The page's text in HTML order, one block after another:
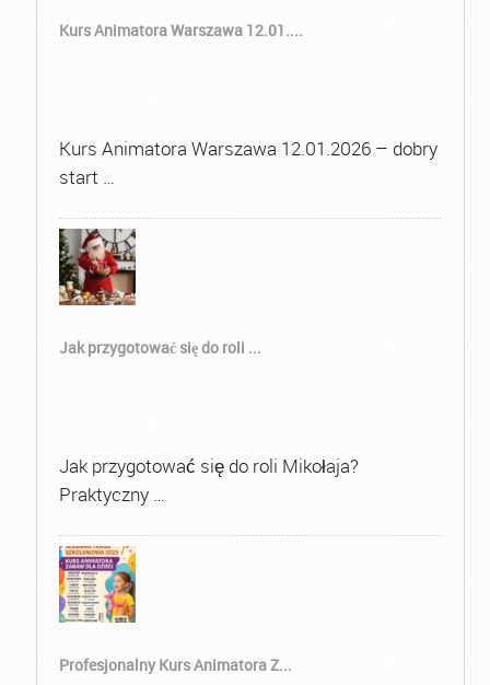
Kurs Animatora Warszawa 12.01....
Kurs Animatora Warszawa 12.01.2026 – dobry
start …
Jak przygotować się do roli ...
Jak przygotować się do roli Mikołaja?
Praktyczny …
Profesjonalny Kurs Animatora Z...